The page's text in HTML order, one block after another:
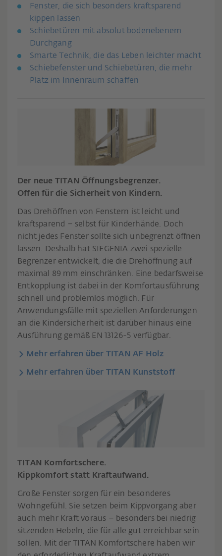
Fenster, die sich besonders kraftsparend
kippen lassen
Schiebetüren mit absolut bodenebenem
Durchgang
Smarte Technik, die das Leben leichter macht
Schiebefenster und Schiebetüren, die mehr
Platz im Innenraum schaffen
Der neue TITAN Öffnungsbegrenzer.
Offen für die Sicherheit von Kindern.
Das Drehöffnen von Fenstern ist leicht und
kraftsparend – selbst für Kinderhände. Doch
nicht jedes Fenster sollte sich unbegrenzt öffnen
lassen. Deshalb hat SIEGENIA zwei spezielle
Begrenzer entwickelt, die die Drehöffnung auf
maximal 89 mm einschränken. Eine bedarfsweise
Entkopplung ist dabei in der Komfortausführung
schnell und problemlos möglich. Für
Anwendungsfälle mit speziellen Anforderungen
an die Kindersicherheit ist darüber hinaus eine
Ausführung gemäß EN 13126-5 verfügbar.
Mehr erfahren über TITAN AF Holz
Mehr erfahren über TITAN Kunststoff
TITAN Komfortschere.
Kippkomfort statt Kraftaufwand.
Große Fenster sorgen für ein besonderes
Wohngefühl. Sie setzen beim Kippvorgang aber
auch mehr Kraft voraus – besonders bei niedrig
sitzenden Hebeln, die für alle gut erreichbar sein
sollen. Mit der TITAN Komfortschere haben wir